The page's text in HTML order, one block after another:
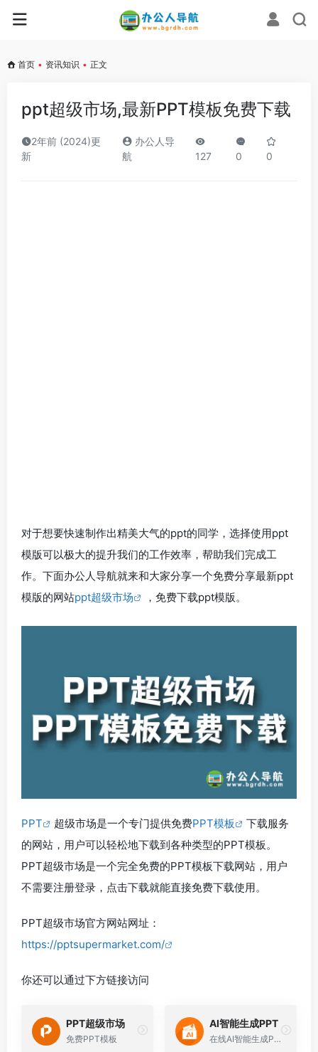
首页 • 资讯知识 • 正文
ppt超级市场,最新PPT模板免费下载
2年前 (2024)更
新
办公人导
航
127 0 0
对于想要快速制作出精美大气的ppt的同学，选择使用ppt
模版可以极大的提升我们的工作效率，帮助我们完成工
作。下面办公人导航就来和大家分享一个免费分享最新ppt
模版的网站ppt超级市场 ，免费下载ppt模版。
PPT 超级市场是一个专门提供免费PPT模板
下载服务
的网站，用户可以轻松地下载到各种类型的PPT模板。
PPT超级市场是一个完全免费的PPT模板下载网站，用户
不需要注册登录，点击下载就能直接免费下载使用。
PPT超级市场官方网站网址：
https://pptsupermarket.com/
你还可以通过下方链接访问
PPT超级市场
免费PPT模板
AI智能生成PPT
在线AI智能生成PPT